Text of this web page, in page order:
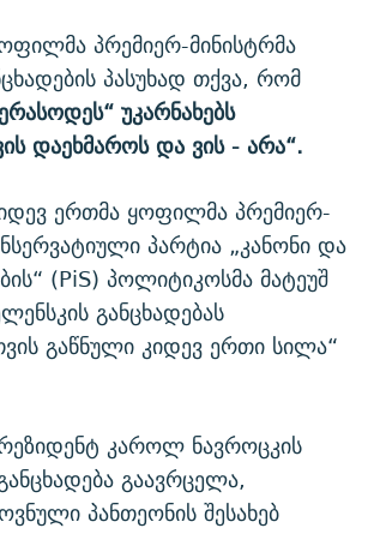
პრემიერ-მინისტრმა
პასუხად თქვა, რომ
უკარნახებს
დაეხმაროს და ვის - არა“.
ერთმა ყოფილმა პრემიერ-
პარტია „კანონი და
(PiS) პოლიტიკოსმა მატეუშ
განცხადებას
გაწნული კიდევ ერთი სილა“
კაროლ ნავროცკის
გაავრცელა,
პანთეონის შესახებ